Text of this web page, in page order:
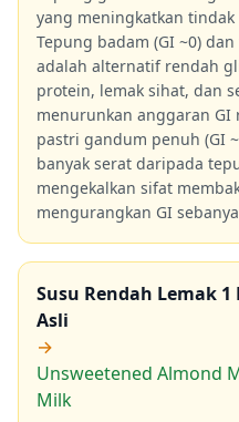
yang meningkatkan
Tepung badam (GI ~0)
adalah alternatif rendah
protein, lemak sihat, dan
menurunkan anggaran GI
pastri gandum penuh (GI
banyak serat daripada
mengekalkan sifat
mengurangkan GI
Susu Rendah Lemak
Asli
→
Unsweetened Almond
Milk